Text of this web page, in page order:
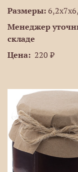
Размеры:
Менеджер
складе
Цена: 220 ₽